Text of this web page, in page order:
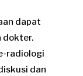
dapat
dokter.
radiologi
dan